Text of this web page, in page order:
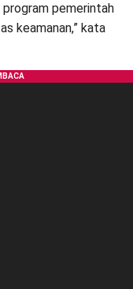
program pemerintah
keamanan,” kata